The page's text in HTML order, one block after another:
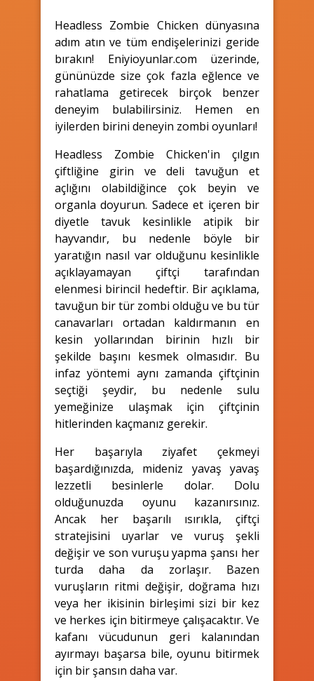
Headless Zombie Chicken dünyasına
adım atın ve tüm endişelerinizi geride
bırakın! Eniyioyunlar.com üzerinde,
gününüzde size çok fazla eğlence ve
rahatlama getirecek birçok benzer
deneyim bulabilirsiniz. Hemen en
iyilerden birini deneyin zombi oyunları!
Headless Zombie Chicken'in çılgın
çiftliğine girin ve deli tavuğun et
açlığını olabildiğince çok beyin ve
organla doyurun. Sadece et içeren bir
diyetle tavuk kesinlikle atipik bir
hayvandır, bu nedenle böyle bir
yaratığın nasıl var olduğunu kesinlikle
açıklayamayan çiftçi tarafından
elenmesi birincil hedeftir. Bir açıklama,
tavuğun bir tür zombi olduğu ve bu tür
canavarları ortadan kaldırmanın en
kesin yollarından birinin hızlı bir
şekilde başını kesmek olmasıdır. Bu
infaz yöntemi aynı zamanda çiftçinin
seçtiği şeydir, bu nedenle sulu
yemeğinize ulaşmak için çiftçinin
hitlerinden kaçmanız gerekir.
Her başarıyla ziyafet çekmeyi
başardığınızda, mideniz yavaş yavaş
lezzetli besinlerle dolar. Dolu
olduğunuzda oyunu kazanırsınız.
Ancak her başarılı ısırıkla, çiftçi
stratejisini uyarlar ve vuruş şekli
değişir ve son vuruşu yapma şansı her
turda daha da zorlaşır. Bazen
vuruşların ritmi değişir, doğrama hızı
veya her ikisinin birleşimi sizi bir kez
ve herkes için bitirmeye çalışacaktır. Ve
kafanı vücudunun geri kalanından
ayırmayı başarsa bile, oyunu bitirmek
için bir şansın daha var.